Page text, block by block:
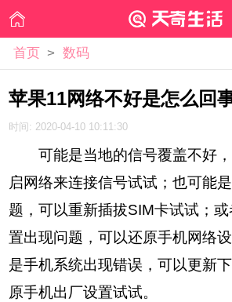
首页 > 数码
苹果11网络不好是怎么回
时间: 2020-04-10 10:11:30
可能是当地的信号覆盖不好，
启网络来连接信号试试；也可能
题，可以重新插拔SIM卡试试；
置出现问题，可以还原手机网络
是手机系统出现错误，可以更新
原手机出厂设置试试。